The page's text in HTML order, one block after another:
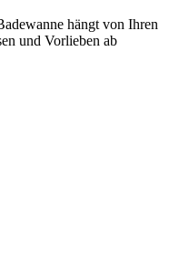
hängt von Ihren
und Vorlieben ab